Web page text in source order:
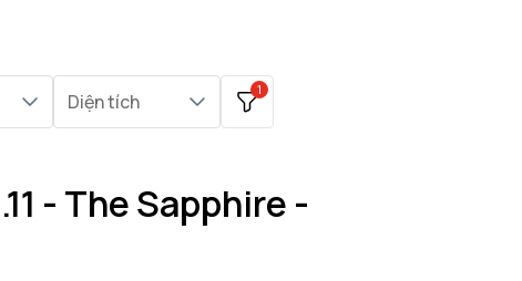
Diện tích
1
- The Sapphire -